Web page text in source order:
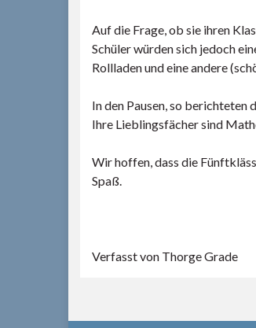
Auf die Frage, ob sie ihren
Schüler würden sich jedoch
Rollladen und eine andere
In den Pausen, so berichteten
Ihre Lieblingsfächer sind
Wir hoffen, dass die
Spaß.
Verfasst von Thorge Grade